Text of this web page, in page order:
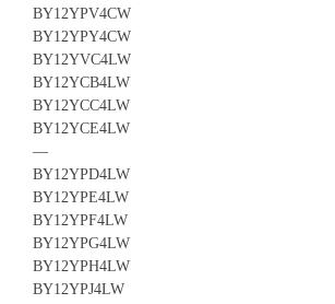
BY12YPV4CW
BY12YPY4CW
BY12YVC4LW
BY12YCB4LW
BY12YCC4LW
BY12YCE4LW
—
BY12YPD4LW
BY12YPE4LW
BY12YPF4LW
BY12YPG4LW
BY12YPH4LW
BY12YPJ4LW